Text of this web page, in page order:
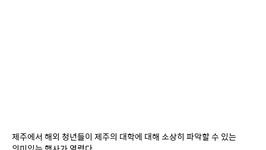
제주에서 해외 청년들이 제주의 대학에 대해 소상히 파악할 수 있는